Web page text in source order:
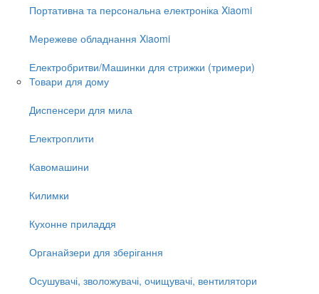
Портативна та персональна електроніка Xiaomi
Мережеве обладнання Xiaomi
Електробритви/Машинки для стрижки (тримери)
Товари для дому
Диспенсери для мила
Електроплити
Кавомашини
Килимки
Кухонне приладдя
Органайзери для зберігання
Осушувачі, зволожувачі, очищувачі, вентилятори